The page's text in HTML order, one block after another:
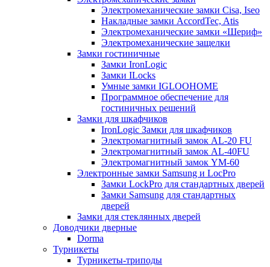
Электромеханические замки Cisa, Iseo
Накладные замки AccordTec, Atis
Электромеханические замки «Шериф»
Электромеханические защелки
Замки гостиничные
Замки IronLogic
Замки ILocks
Умные замки IGLOOHOME
Программное обеспечение для
гостиничных решений
Замки для шкафчиков
IronLogic Замки для шкафчиков
Электромагнитный замок AL-20 FU
Электромагнитный замок AL-40FU
Электромагнитный замок YM-60
Электронные замки Samsung и LocPro
Замки LockPro для стандартных дверей
Замки Samsung для стандартных
дверей
Замки для стеклянных дверей
Доводчики дверные
Dorma
Турникеты
Турникеты-триподы